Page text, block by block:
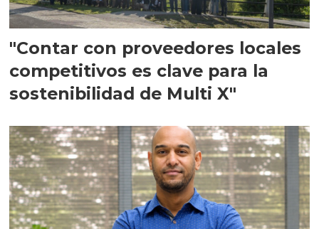
"Contar con proveedores locales
competitivos es clave para la
sostenibilidad de Multi X"